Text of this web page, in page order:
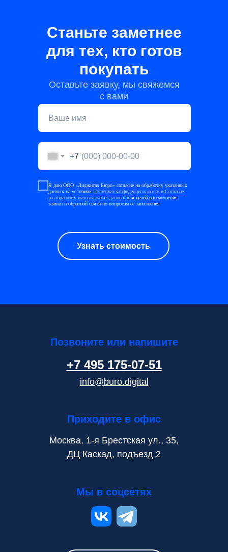
Станьте заметнее
для тех, кто готов
покупать
Оставьте заявку, мы свяжемся
с вами
+7
Я даю ООО «Диджитал Бюро» согласие на обработку указанных
данных на условиях Политики конфиденциальности и Согласие
на обработку персональных данных для целей рассмотрения
заявки и обратной связи по вопросам ее заполнения
Узнать стоимость
Москва, 1-я Брестская ул., 35,
​ДЦ Каскад, подъезд 2
+7 495 175-07-51
info@buro.digital
Позвоните или напишите
Приходите в офис
Мы в соцсетях